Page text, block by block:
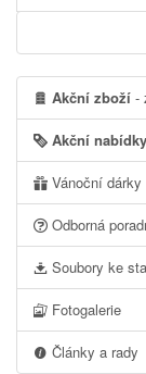
Akční zboží -
Akční nabídky
Vánoční dárky
Odborná
Soubory ke
Fotogalerie
Články a rady